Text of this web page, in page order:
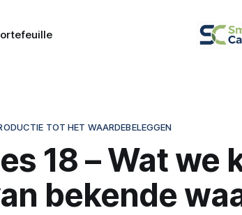
TOT HET WAARDEBELEGGEN
18 – Wat we
bekende